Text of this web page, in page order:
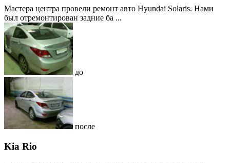
Мастера центра провели ремонт авто Hyundai Solaris. Нами
был отремонтирован задние ба ...
до
после
Kia Rio